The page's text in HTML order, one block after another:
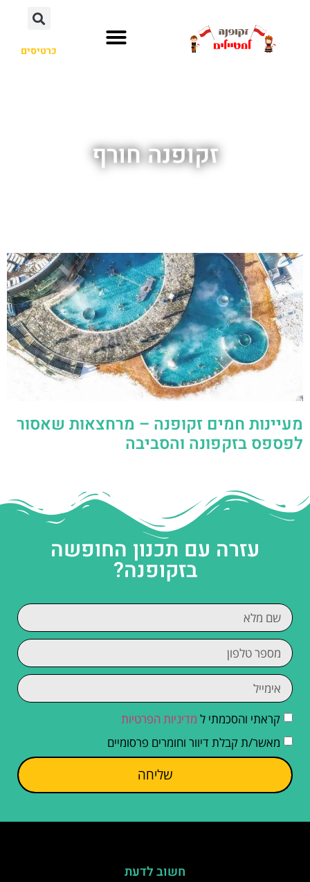
כרטיסים
זקופנה חורף
מעיינות חמים זקופנה – מרחצאות שאסור
לפספס בזקפונה והסביבה
עזרה עם תכנון החופשה
בזקופנה?
קראתי והסכמתי ל מדיניות הפרטיות
מאשר/ת קבלת דיוור וחומרים פרסומיים
שליחה
חשוב לדעת